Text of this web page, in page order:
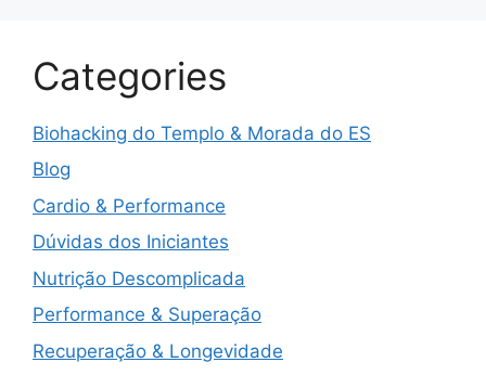
Categories
Biohacking do Templo & Morada do ES
Blog
Cardio & Performance
Dúvidas dos Iniciantes
Nutrição Descomplicada
Performance & Superação
Recuperação & Longevidade